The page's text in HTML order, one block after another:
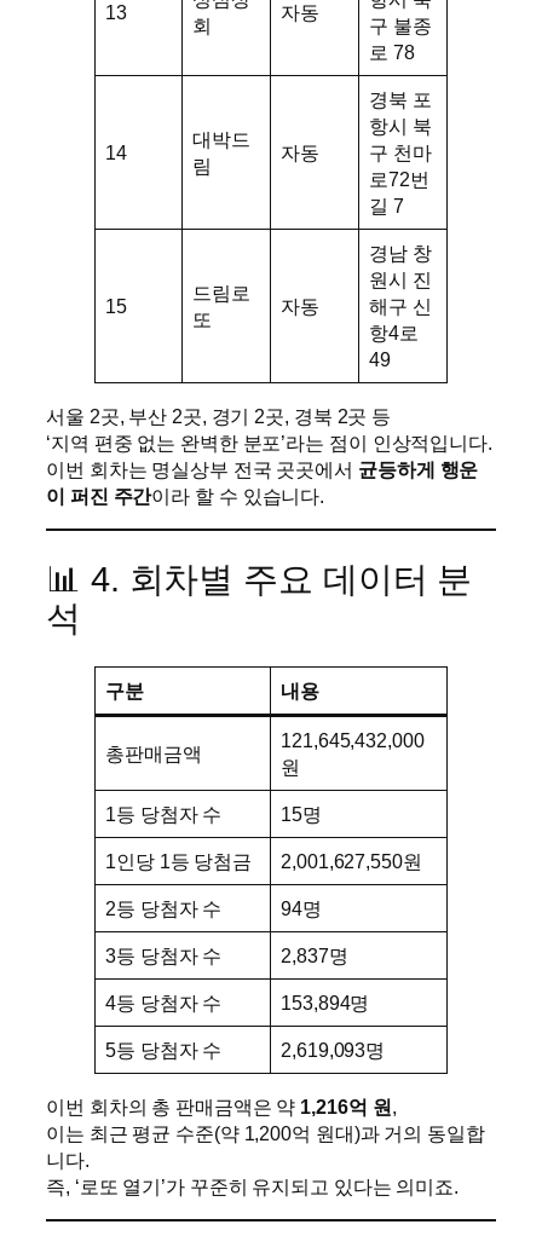
13
회
자동
구 불종
로 78
14
대박드
림
자동
경북 포
항시 북
구 천마
로72번
길 7
15
드림로
또
자동
경남 창
원시 진
해구 신
항4로
49
서울 2곳, 부산 2곳, 경기 2곳, 경북 2곳 등
‘지역 편중 없는 완벽한 분포’라는 점이 인상적입니다.
이번 회차는 명실상부 전국 곳곳에서 균등하게 행운
이 퍼진 주간이라 할 수 있습니다.
📊 4. 회차별 주요 데이터 분
석
구분 내용
총판매금액
121,645,432,000
원
1등 당첨자 수 15명
1인당 1등 당첨금 2,001,627,550원
2등 당첨자 수 94명
3등 당첨자 수 2,837명
4등 당첨자 수 153,894명
5등 당첨자 수 2,619,093명
이번 회차의 총 판매금액은 약 1,216억 원,
이는 최근 평균 수준(약 1,200억 원대)과 거의 동일합
니다.
즉, ‘로또 열기’가 꾸준히 유지되고 있다는 의미죠.